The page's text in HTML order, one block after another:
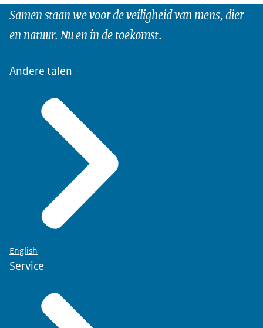
Samen staan we voor de veiligheid van mens, dier
en natuur. Nu en in de toekomst.
Andere talen
English
Service